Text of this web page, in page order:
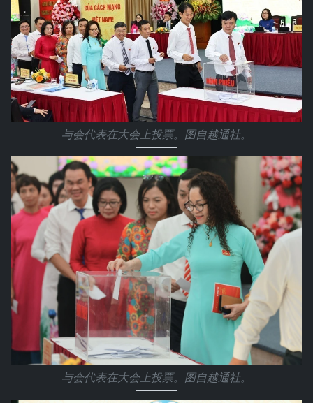
与会代表在大会上投票。图自越通社。
与会代表在大会上投票。图自越通社。